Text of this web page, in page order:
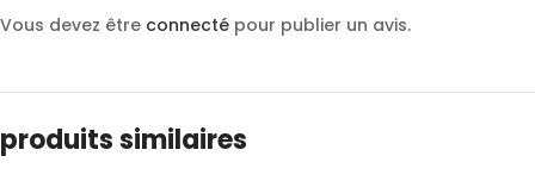
Vous devez être connecté pour publier un avis.
produits similaires